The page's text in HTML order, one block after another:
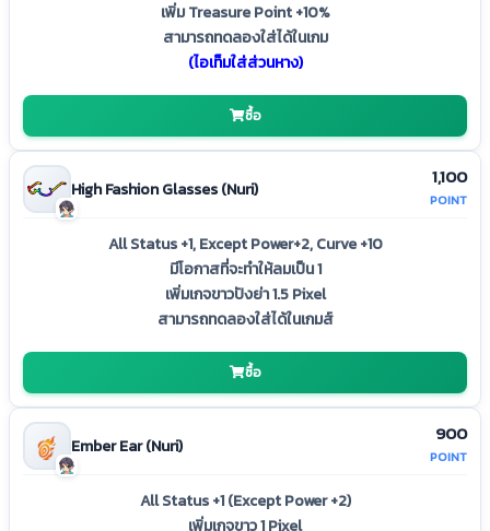
เพิ่ม Treasure Point +10%
สามารถทดลองใส่ได้ในเกม
(ไอเท็มใส่ส่วนหาง)
ซื้อ
High Fashion Glasses (Nuri)
All Status +1, Except Power+2, Curve +10
มีโอกาสที่จะทำให้ลมเป็น 1
เพิ่มเกจขาวปังย่า 1.5 Pixel
สามารถทดลองใส่ได้ในเกมส์
1,100
POINT
ซื้อ
Ember Ear (Nuri)
All Status +1 (Except Power +2)
เพิ่มเกจขาว 1 Pixel
900
POINT